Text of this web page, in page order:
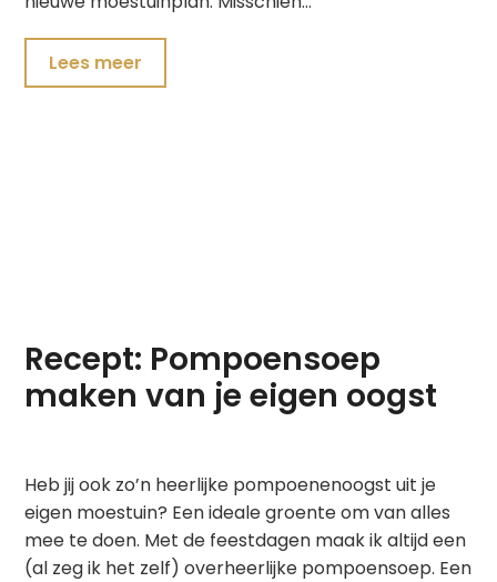
Lees meer
Recept: Pompoensoep
maken van je eigen oogst
Heb jij ook zo’n heerlijke pompoenenoogst uit je
eigen moestuin? Een ideale groente om van alles
mee te doen. Met de feestdagen maak ik altijd een
(al zeg ik het zelf) overheerlijke pompoensoep. Een